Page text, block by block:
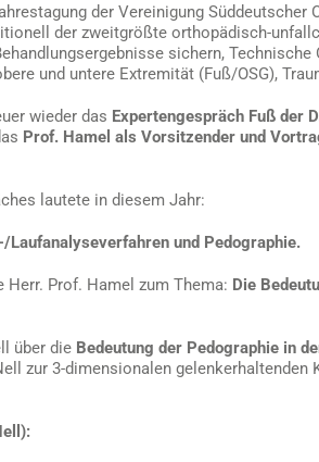
der Vereinigung Süddeutscher
der zweitgrößte orthopädisch-
sichern,
und untere Extremität (Fuß/OSG),
wieder das Expertengespräch Fuß der
Prof. Hamel als Vorsitzender und
lautete in diesem Jahr:
und Pedographie.
Prof. Hamel zum Thema: Die
über die Bedeutung der Pedographie in
zur 3-dimensionalen